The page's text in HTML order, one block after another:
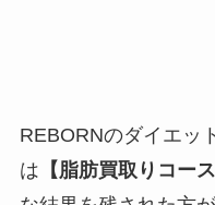
REBORNのダイエッ
は 【脂肪買取りコース